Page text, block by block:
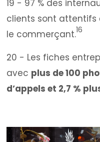
19 - 97 % des
clients sont attentifs
le commerçant.16
20 - Les fiches
avec plus de 100
d’appels et 2,7 %